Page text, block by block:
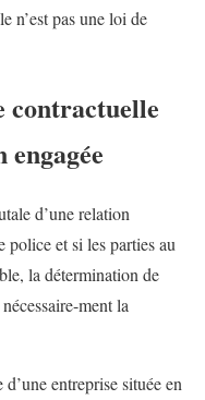
n’est pas une loi de
contractuelle
d’une relation
police et si les parties au
la détermination de
ment la
entreprise située en